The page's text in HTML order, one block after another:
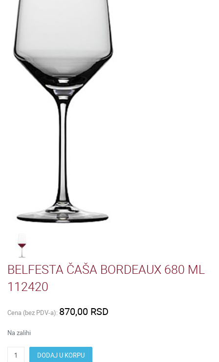
BELFESTA ČAŠA BORDEAUX 680 ML
112420
Cena (bez PDV-a): 870,00 RSD
Na zalihi
DODAJ U KORPU